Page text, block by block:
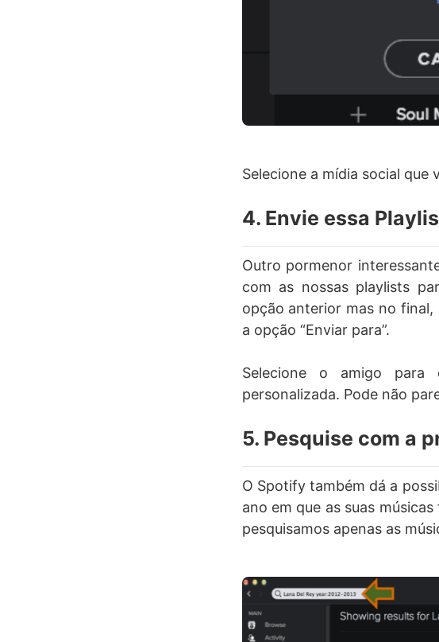
Selecione a mídia social que
4. Envie essa
Outro pormenor
com as nossas playlists
opção anterior mas no final,
a opção “Enviar para”.
Selecione o amigo para
personalizada. Pode não
5. Pesquise com a
O Spotify também dá a
ano em que as suas
pesquisamos apenas as